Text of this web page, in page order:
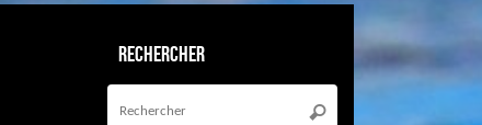
Rechercher
Recherche
Rechercher